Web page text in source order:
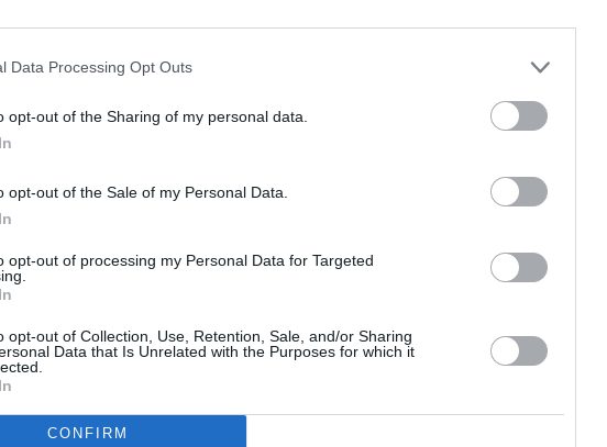
Data Processing Opt Outs
opt-out of the Sharing of my personal data.
opt-out of the Sale of my Personal Data.
opt-out of processing my Personal Data for Targeted
opt-out of Collection, Use, Retention, Sale, and/or Sharing
Data that Is Unrelated with the Purposes for which it
CONFIRM
şi Uniunea Europeană” (prezentat
Asociaţiei Noi@Europe, Napoli).
alţi voluntari a realizat un interviu filmat
generale privind cultura
„Care este capitala acestei ţări?,
sunt culorile steagului românesc?”,
observând faptul că majoritatea au
arta, arhitectura din diverse oraşe şi
legende, istoria, tradiţiile şi obiceiurile
dansurile şi cântecele tradiţionale